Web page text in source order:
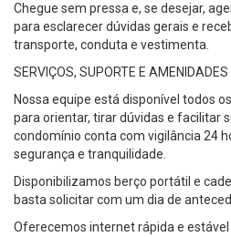
Chegue sem pressa e, se desejar,
para esclarecer dúvidas gerais e
transporte, conduta e vestimenta.
SERVIÇOS, SUPORTE E AMENIDADES
Nossa equipe está disponível todos
para orientar, tirar dúvidas e facilitar
condomínio conta com vigilância 24
segurança e tranquilidade.
Disponibilizamos berço portátil e
basta solicitar com um dia de
Oferecemos internet rápida e